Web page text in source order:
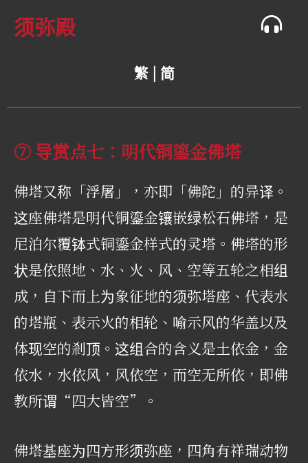
须弥殿
繁 | 简
⑦ 导赏点七：明代铜鎏金佛塔
佛塔又称「浮屠」，亦即「佛陀」的异译。
这座佛塔是明代铜鎏金镶嵌绿松石佛塔，是
尼泊尔覆钵式铜鎏金样式的灵塔。佛塔的形
状是依照地、水、火、风、空等五轮之相组
成，自下而上为象征地的须弥塔座、代表水
的塔瓶、表示火的相轮、喻示风的华盖以及
体现空的剎顶。这组合的含义是土依金，金
依水，水依风，风依空，而空无所依，即佛
教所谓“四大皆空”。
佛塔基座为四方形须弥座，四角有祥瑞动物